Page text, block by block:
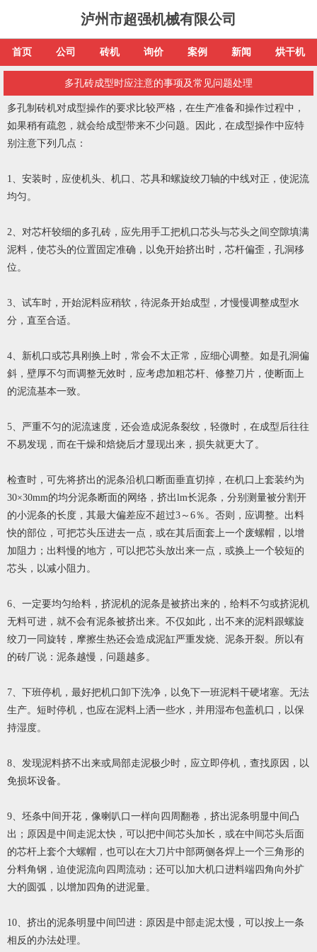
泸州市超强机械有限公司
首页 公司 砖机 询价 案例 新闻 烘干机
多孔砖成型时应注意的事项及常见问题处理
多孔制砖机对成型操作的要求比较严格，在生产准备和操作过程中，
如果稍有疏忽，就会给成型带来不少问题。因此，在成型操作中应特
别注意下列几点：
1、安装时，应使机头、机口、芯具和螺旋绞刀轴的中线对正，使泥流
均匀。
2、对芯杆较细的多孔砖，应先用手工把机口芯头与芯头之间空隙填满
泥料，使芯头的位置固定准确，以免开始挤出时，芯杆偏歪，孔洞移
位。
3、试车时，开始泥料应稍软，待泥条开始成型，才慢慢调整成型水
分，直至合适。
4、新机口或芯具刚换上时，常会不太正常，应细心调整。如是孔洞偏
斜，壁厚不匀而调整无效时，应考虑加粗芯杆、修整刀片，使断面上
的泥流基本一致。
5、严重不匀的泥流速度，还会造成泥条裂纹，轻微时，在成型后往往
不易发现，而在干燥和焙烧后才显现出来，损失就更大了。
检查时，可先将挤出的泥条沿机口断面垂直切掉，在机口上套装约为
30×30mm的均分泥条断面的网络，挤出lm长泥条，分别测量被分割开
的小泥条的长度，其最大偏差应不超过3～6％。否则，应调整。出料
快的部位，可把芯头压进去一点，或在其后面套上一个废螺帽，以增
加阻力；出料慢的地方，可以把芯头放出来一点，或换上一个较短的
芯头，以减小阻力。
6、一定要均匀给料，挤泥机的泥条是被挤出来的，给料不匀或挤泥机
无料可进，就不会有泥条被挤出来。不仅如此，出不来的泥料跟螺旋
绞刀一同旋转，摩擦生热还会造成泥缸严重发烧、泥条开裂。所以有
的砖厂说：泥条越慢，问题越多。
7、下班停机，最好把机口卸下洗净，以免下一班泥料干硬堵塞。无法
生产。短时停机，也应在泥料上洒一些水，并用湿布包盖机口，以保
持湿度。
8、发现泥料挤不出来或局部走泥极少时，应立即停机，查找原因，以
免损坏设备。
9、坯条中间开花，像喇叭口一样向四周翻卷，挤出泥条明显中间凸
出；原因是中间走泥太快，可以把中间芯头加长，或在中间芯头后面
的芯杆上套个大螺帽，也可以在大刀片中部两侧各焊上一个三角形的
分料角钢，迫使泥流向四周流动；还可以加大机口进料端四角向外扩
大的圆弧，以增加四角的进泥量。
10、挤出的泥条明显中间凹进：原因是中部走泥太慢，可以按上一条
相反的办法处理。